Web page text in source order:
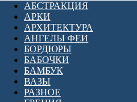
АБСТРАКЦИЯ
АРКИ
АРХИТЕКТУРА
АНГЕЛЫ ФЕИ
БОРДЮРЫ
БАБОЧКИ
БАМБУК
ВАЗЫ
РАЗНОЕ